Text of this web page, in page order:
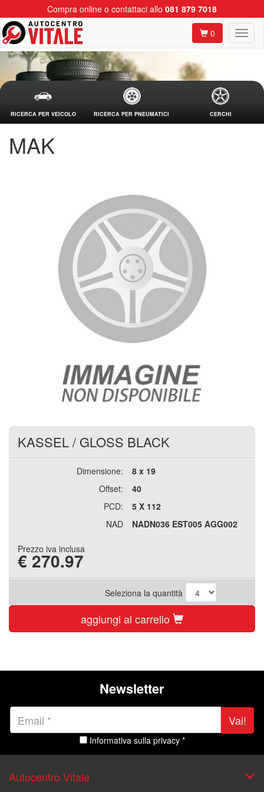
Compra online o contattaci allo 081 879 7018
0
RICERCA PER VEICOLO RICERCA PER PNEUMATICI CERCHI
MAK
KASSEL/ GLOSS BLACK
Dimensione:
8 x 19
Offset:
40
PCD:
5 X 112
NAD
NADN036 EST005 AGG002
Prezzo iva inclusa
€ 270.97
Seleziona la quantità
aggiungi al carrello
Newsletter
Vai!
Informativa sulla privacy *
Autocentro Vitale